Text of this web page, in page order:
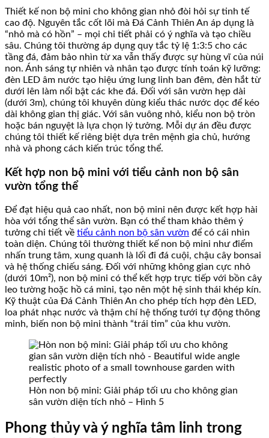
Thiết kế non bộ mini cho không gian nhỏ đòi hỏi sự tinh tế
cao độ. Nguyên tắc cốt lõi mà Đá Cảnh Thiên An áp dụng là
“nhỏ mà có hồn” – mọi chi tiết phải có ý nghĩa và tạo chiều
sâu. Chúng tôi thường áp dụng quy tắc tỷ lệ 1:3:5 cho các
tầng đá, đảm bảo nhìn từ xa vẫn thấy được sự hùng vĩ của núi
non. Ánh sáng tự nhiên và nhân tạo được tính toán kỹ lưỡng:
đèn LED âm nước tạo hiệu ứng lung linh ban đêm, đèn hắt từ
dưới lên làm nổi bật các khe đá. Đối với sân vườn hẹp dài
(dưới 3m), chúng tôi khuyên dùng kiểu thác nước dọc để kéo
dài không gian thị giác. Với sân vuông nhỏ, kiểu non bộ tròn
hoặc bán nguyệt là lựa chọn lý tưởng. Mỗi dự án đều được
chúng tôi thiết kế riêng biệt dựa trên mệnh gia chủ, hướng
nhà và phong cách kiến trúc tổng thể.
Kết hợp non bộ mini với tiểu cảnh non bộ sân
vườn tổng thể
Để đạt hiệu quả cao nhất, non bộ mini nên được kết hợp hài
hòa với tổng thể sân vườn. Bạn có thể tham khảo thêm ý
tưởng chi tiết về tiểu cảnh non bộ sân vườn để có cái nhìn
toàn diện. Chúng tôi thường thiết kế non bộ mini như điểm
nhấn trung tâm, xung quanh là lối đi đá cuội, chậu cây bonsai
và hệ thống chiếu sáng. Đối với những không gian cực nhỏ
(dưới 10m²), non bộ mini có thể kết hợp trực tiếp với bồn cây
leo tường hoặc hồ cá mini, tạo nên một hệ sinh thái khép kín.
Kỹ thuật của Đá Cảnh Thiên An cho phép tích hợp đèn LED,
loa phát nhạc nước và thậm chí hệ thống tưới tự động thông
minh, biến non bộ mini thành “trái tim” của khu vườn.
Hòn non bộ mini: Giải pháp tối ưu cho không gian
sân vườn diện tích nhỏ – Hình 5
Phong thủy và ý nghĩa tâm linh trong